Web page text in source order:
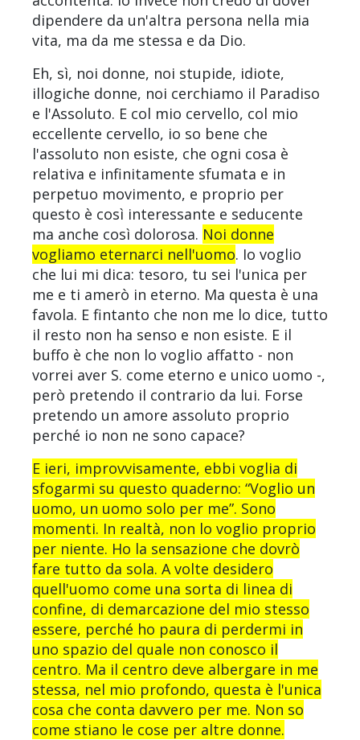
dipendere da un'altra persona nella mia
vita, ma da me stessa e da Dio.
Eh, sì, noi donne, noi stupide, idiote,
illogiche donne, noi cerchiamo il Paradiso
e l'Assoluto. E col mio cervello, col mio
eccellente cervello, io so bene che
l'assoluto non esiste, che ogni cosa è
relativa e infinitamente sfumata e in
perpetuo movimento, e proprio per
questo è così interessante e seducente
ma anche così dolorosa. Noi donne
vogliamo eternarci nell'uomo. Io voglio
che lui mi dica: tesoro, tu sei l'unica per
me e ti amerò in eterno. Ma questa è una
favola. E fintanto che non me lo dice, tutto
il resto non ha senso e non esiste. E il
buffo è che non lo voglio affatto - non
vorrei aver S. come eterno e unico uomo -,
però pretendo il contrario da lui. Forse
pretendo un amore assoluto proprio
perché io non ne sono capace?
E ieri, improvvisamente, ebbi voglia di
sfogarmi su questo quaderno: “Voglio un
uomo, un uomo solo per me”. Sono
momenti. In realtà, non lo voglio proprio
per niente. Ho la sensazione che dovrò
fare tutto da sola. A volte desidero
quell'uomo come una sorta di linea di
confine, di demarcazione del mio stesso
essere, perché ho paura di perdermi in
uno spazio del quale non conosco il
centro. Ma il centro deve albergare in me
stessa, nel mio profondo, questa è l'unica
cosa che conta davvero per me. Non so
come stiano le cose per altre donne.